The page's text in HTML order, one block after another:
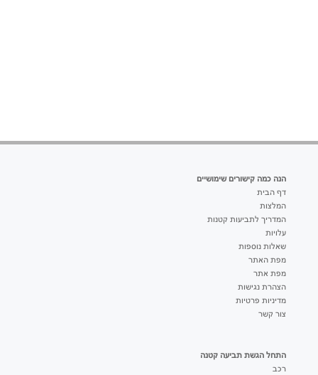
הנה כמה קישורים שימושיים
דף הבית
המלצות
המדריך לתביעות קטנות
עלויות
שאלות נוספות
מפת האתר
מפת אתר
הצהרת נגישות
מדיניות פרטיות
צור קשר
התחל הגשת תביעה קטנה
רכב